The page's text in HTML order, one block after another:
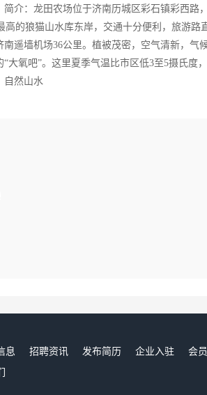
介：龙田农场位于济南历城区彩石镇彩西路
的狼猫山水库东岸，交通十分便利，旅游路
遥墙机场36公里。植被茂密，空气清新，气
大氧吧”。这里夏季气温比市区低3至5摄氏度
自然山水
息 招聘资讯 发布简历 企业入驻 会